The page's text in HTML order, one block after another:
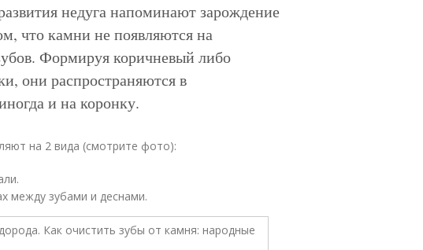
недуга напоминают зарождение
что камни не появляются на
Формируя коричневый либо
они распространяются в
и на коронку.
на 2 вида (смотрите фото):
между зубами и деснами.